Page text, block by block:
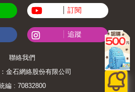
訂閱
追蹤
聯絡我們
金石網絡股份有限公司
編 : 70832800